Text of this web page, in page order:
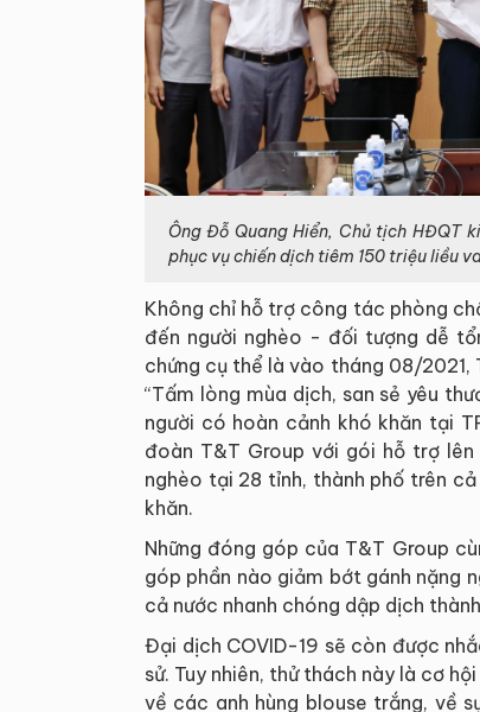
Ông Đỗ Quang Hiển, Chủ tịch HĐQT
phục vụ chiến dịch tiêm 150 triệu liều
Không chỉ hỗ trợ công tác phòng
đến người nghèo - đối tượng dễ
chứng cụ thể là vào tháng 08/
“Tấm lòng mùa dịch, san sẻ yêu
người có hoàn cảnh khó khăn tại
đoàn T&T Group với gói hỗ trợ
nghèo tại 28 tỉnh, thành phố trên
khăn.
Những đóng góp của T&T Group
góp phần nào giảm bớt gánh nặng
cả nước nhanh chóng dập dịch
Đại dịch COVID-19 sẽ còn được
sử. Tuy nhiên, thử thách này là cơ
về các anh hùng blouse trắng, về